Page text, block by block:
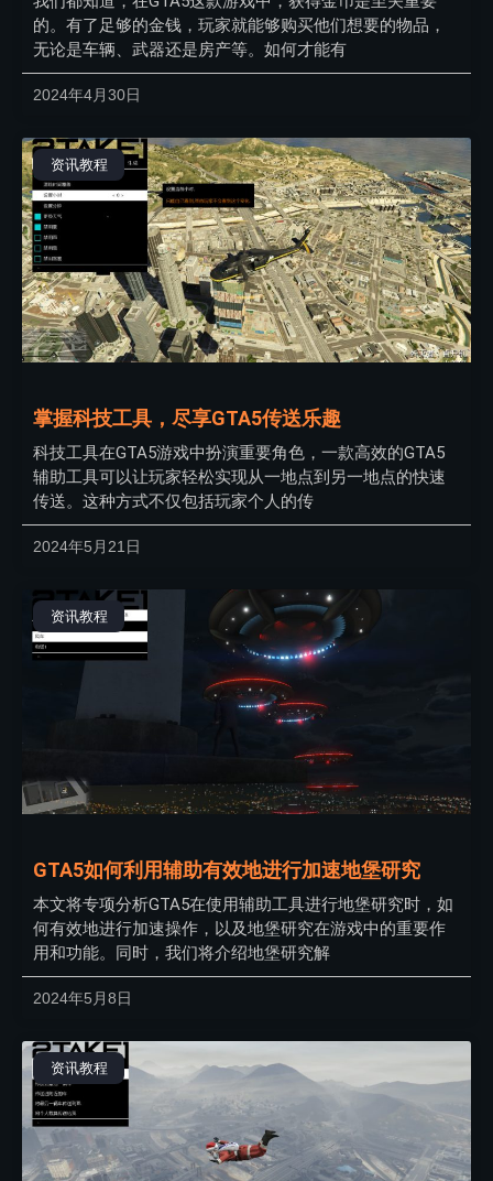
的。有了足够的金钱，玩家就能够购买他们想要的物品，
无论是车辆、武器还是房产等。如何才能有
2024年4月30日
资讯教程
掌握科技工具，尽享GTA5传送乐趣
科技工具在GTA5游戏中扮演重要角色，一款高效的GTA5
辅助工具可以让玩家轻松实现从一地点到另一地点的快速
传送。这种方式不仅包括玩家个人的传
2024年5月21日
资讯教程
GTA5如何利用辅助有效地进行加速地堡研究
本文将专项分析GTA5在使用辅助工具进行地堡研究时，如
何有效地进行加速操作，以及地堡研究在游戏中的重要作
用和功能。同时，我们将介绍地堡研究解
2024年5月8日
资讯教程